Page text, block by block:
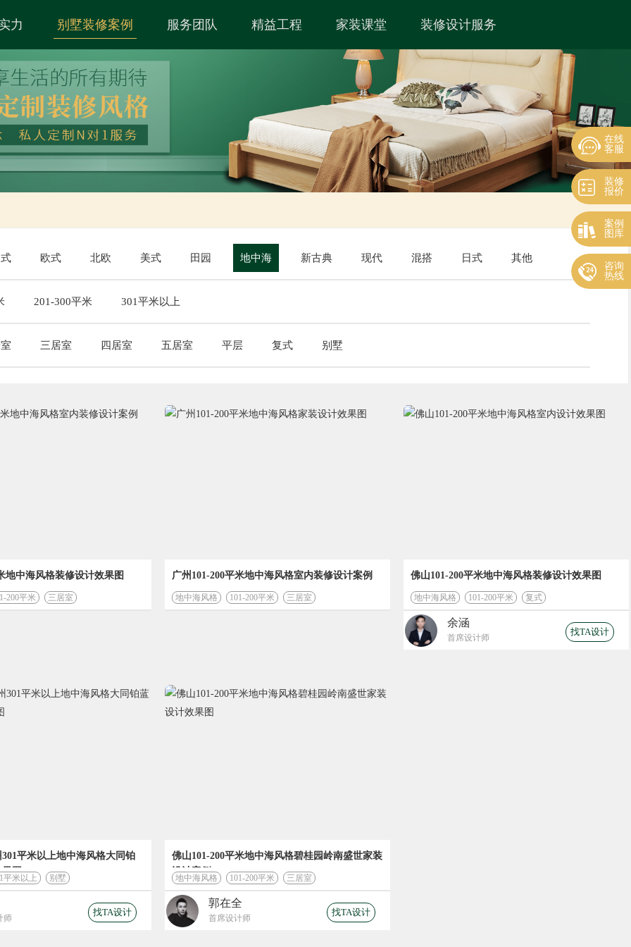
力 别墅装修案例 服务团队 精益工程 家装课堂 装修设计服务
欧式 北欧 美式 田园 地中海 新古典 现代 混搭 日式 其他
201-300平米 301平米以上
三居室 四居室 五居室 平层 复式 别墅
地中海风格装修设计效果图
200平米 三居室
广州101-200平米地中海风格室内装修设计案例
地中海风格 101-200平米 三居室
佛山101-200平米地中海风格装修设计效果图
地中海风格 101-200平米 复式
余涵
首席设计师
找TA设计
平米以上地中海风格大同铂
图
平米以上 别墅
师
找TA设计
佛山101-200平米地中海风格碧桂园岭南盛世家装
设计案例
地中海风格 101-200平米 三居室
郭在全
首席设计师
找TA设计
您的装修预算为
82569 173752
在线
客服
装修
报价
案例
图库
咨询
热线